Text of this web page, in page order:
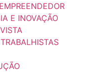
E INOVAÇÃO